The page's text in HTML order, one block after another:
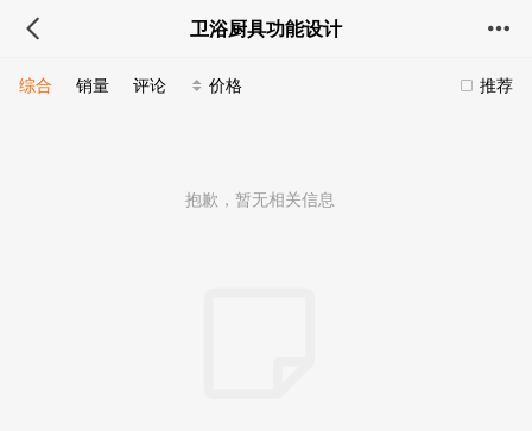
卫浴厨具功能设计
推荐
综合 销量 评论 价格
抱歉，暂无相关信息